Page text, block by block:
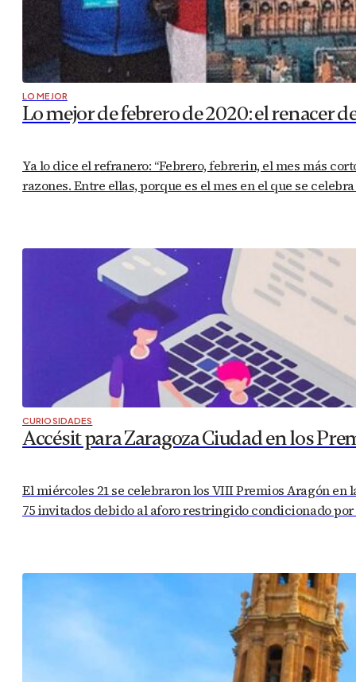
LO MEJOR
Lo mejor de febrero de 2020: el renacer
Ya lo dice el refranero: “Febrero, febrerin, el mes más
razones. Entre ellas, porque es el mes en el que se
CURIOSIDADES
Accésit para Zaragoza Ciudad en los
El miércoles 21 se celebraron los VIII Premios Aragón
75 invitados debido al aforo restringido condicionado